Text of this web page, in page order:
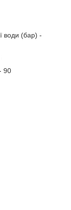
води (бар) -
90